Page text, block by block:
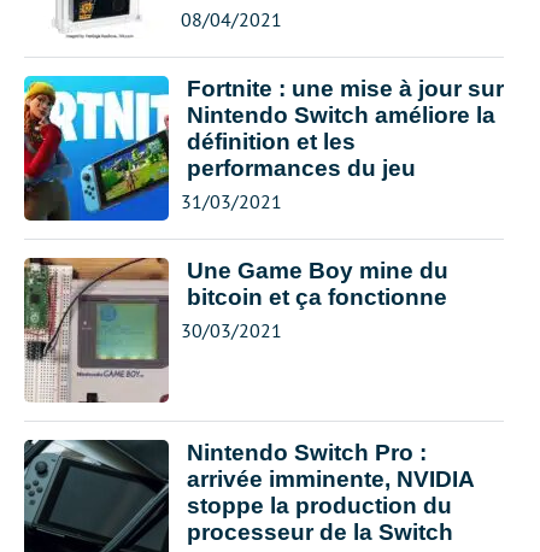
08/04/2021
Fortnite : une mise à jour sur
Nintendo Switch améliore la
définition et les
performances du jeu
31/03/2021
Une Game Boy mine du
bitcoin et ça fonctionne
30/03/2021
Nintendo Switch Pro :
arrivée imminente, NVIDIA
stoppe la production du
processeur de la Switch